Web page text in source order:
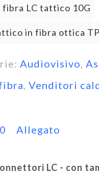
fibra LC tattico 10G
in fibra ottica
Audiovisivo,
, Venditori
0 Allegato
LC - con